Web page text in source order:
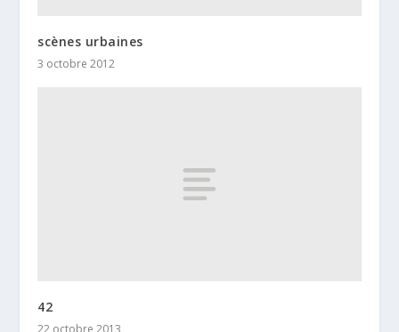
scènes urbaines
3 octobre 2012
42